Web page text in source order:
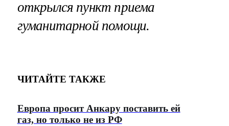
открылся пункт приема
гуманитарной помощи.
ЧИТАЙТЕ ТАКЖЕ
Европа просит Анкару поставить ей
газ, но только не из РФ